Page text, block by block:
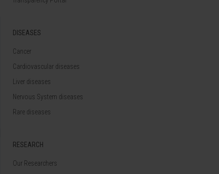
DISEASES
Cancer
Cardiovascular diseases
Liver diseases
Nervous System diseases
Rare diseases
RESEARCH
Our Researchers